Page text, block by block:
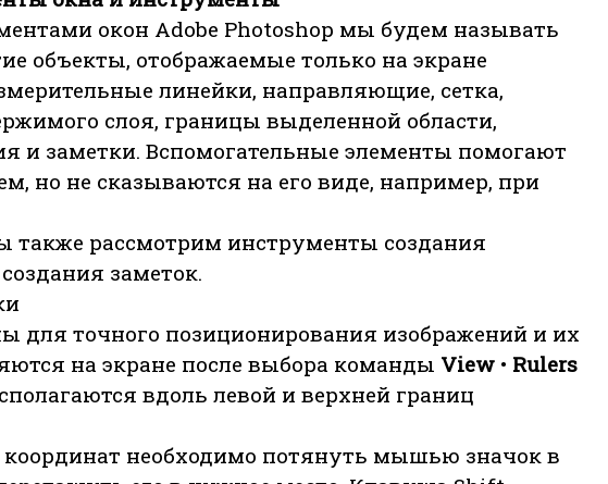
окон Adobe Photoshop мы будем называть
объекты, отображаемые только на экране
линейки, направляющие, сетка,
слоя, границы выделенной области,
и заметки. Вспомогательные элементы помогают
но не сказываются на его виде, например, при
также рассмотрим инструменты создания
заметок.
для точного позиционирования изображений и их
на экране после выбора команды View • Rulers
вдоль левой и верхней границ
необходимо потянуть мышью значок в